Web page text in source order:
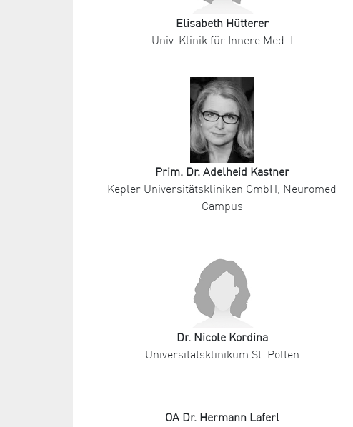
Elisabeth Hütterer
Univ. Klinik für Innere Med. I
Prim. Dr. Adelheid Kastner
Kepler Universitätskliniken GmbH, Neuromed
Campus
Dr. Nicole Kordina
Universitätsklinikum St. Pölten
OA Dr. Hermann Laferl